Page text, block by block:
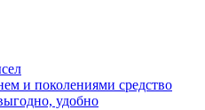
и поколениями средство
удобно